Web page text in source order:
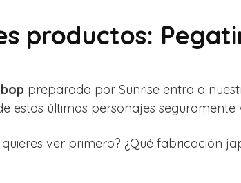
productos:
preparada por Sunrise entra a
estos últimos personajes
ver primero? ¿Qué fabricación